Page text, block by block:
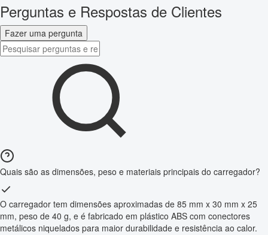
Perguntas e Respostas de Clientes
Fazer uma pergunta
Quais são as dimensões, peso e materiais principais do carregador?
O carregador tem dimensões aproximadas de 85 mm x 30 mm x 25
mm, peso de 40 g, e é fabricado em plástico ABS com conectores
metálicos niquelados para maior durabilidade e resistência ao calor.